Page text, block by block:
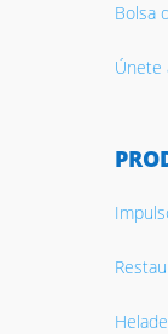
Bolsa
Únete